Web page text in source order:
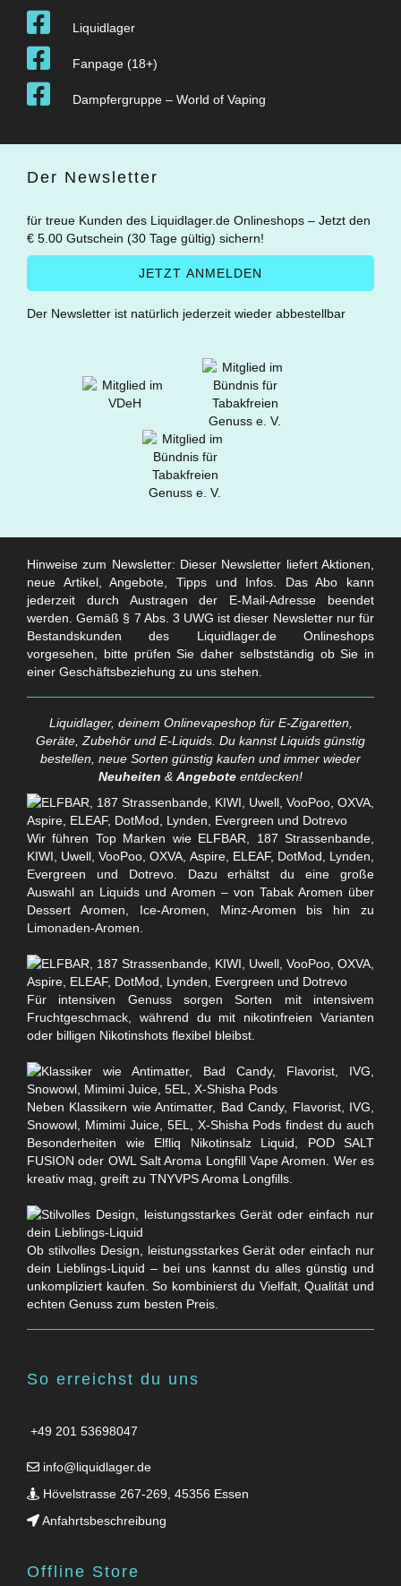
Liquidlager
Fanpage (18+)
Dampfergruppe – World of Vaping
Der Newsletter
für treue Kunden des Liquidlager.de Onlineshops – Jetzt den
€ 5.00 Gutschein (30 Tage gültig) sichern!
Der Newsletter ist natürlich jederzeit wieder abbestellbar
Hinweise zum Newsletter: Dieser Newsletter liefert Aktionen,
neue Artikel, Angebote, Tipps und Infos. Das Abo kann
jederzeit durch Austragen der E-Mail-Adresse beendet
werden. Gemäß § 7 Abs. 3 UWG ist dieser Newsletter nur für
Bestandskunden des Liquidlager.de Onlineshops
vorgesehen, bitte prüfen Sie daher selbstständig ob Sie in
einer Geschäftsbeziehung zu uns stehen.
Liquidlager, deinem Onlinevapeshop für E-Zigaretten,
Geräte, Zubehör und E-Liquids. Du kannst Liquids günstig
bestellen, neue Sorten günstig kaufen und immer wieder
Neuheiten & Angebote entdecken!
Wir führen Top Marken wie ELFBAR, 187 Strassenbande,
KIWI, Uwell, VooPoo, OXVA, Aspire, ELEAF, DotMod, Lynden,
Evergreen und Dotrevo. Dazu erhältst du eine große
Auswahl an Liquids und Aromen – von Tabak Aromen über
Dessert Aromen, Ice-Aromen, Minz-Aromen bis hin zu
Limonaden-Aromen.
Für intensiven Genuss sorgen Sorten mit intensivem
Fruchtgeschmack, während du mit nikotinfreien Varianten
oder billigen Nikotinshots flexibel bleibst.
Neben Klassikern wie Antimatter, Bad Candy, Flavorist, IVG,
Snowowl, Mimimi Juice, 5EL, X-Shisha Pods findest du auch
Besonderheiten wie Elfliq Nikotinsalz Liquid, POD SALT
FUSION oder OWL Salt Aroma Longfill Vape Aromen. Wer es
kreativ mag, greift zu TNYVPS Aroma Longfills.
Ob stilvolles Design, leistungsstarkes Gerät oder einfach nur
dein Lieblings-Liquid – bei uns kannst du alles günstig und
unkompliziert kaufen. So kombinierst du Vielfalt, Qualität und
echten Genuss zum besten Preis.
So erreichst du uns
+49 201 53698047
info@liquidlager.de
Hövelstrasse 267-269, 45356 Essen
Anfahrtsbeschreibung
Offline Store